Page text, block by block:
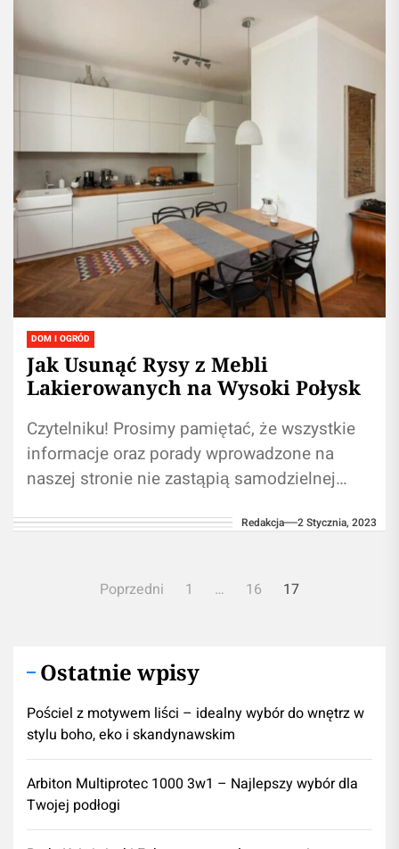
DOM I OGRÓD
Jak Usunąć Rysy z Mebli
Lakierowanych na Wysoki Połysk
Czytelniku! Prosimy pamiętać, że wszystkie
informacje oraz porady wprowadzone na
naszej stronie nie zastąpią samodzielnej
Branie przykładu z treści zawartych na
Redakcja 2 Stycznia, 2023
NawigacjaPoprzedni 1 … 16 17
Ostatnie wpisy
Pościel z motywem liści – idealny wybór do wnętrz w
stylu boho, eko i skandynawskim
Arbiton Multiprotec 1000 3w1 – Najlepszy wybór dla
Twojej podłogi